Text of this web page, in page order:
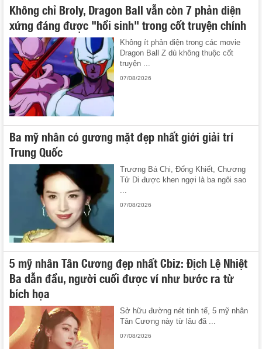
Không chỉ Broly, Dragon Ball vẫn còn 7 phản diện
xứng đáng được "hồi sinh" trong cốt truyện chính
Không ít phản diện trong các movie
Dragon Ball Z dù không thuộc cốt
truyện ...
07/08/2026
Ba mỹ nhân có gương mặt đẹp nhất giới giải trí
Trung Quốc
Trương Bá Chi, Đổng Khiết, Chương
Tử Di được khen ngợi là ba ngôi sao
07/08/2026
5 mỹ nhân Tân Cương đẹp nhất Cbiz: Địch Lệ Nhiệt
Ba dẫn đầu, người cuối được ví như bước ra từ
bích họa
Sở hữu đường nét tinh tế, 5 mỹ nhân
Tân Cương này từ lâu đã ...
07/08/2026